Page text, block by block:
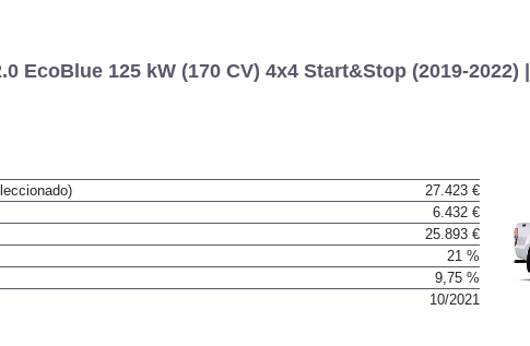
EcoBlue 125 kW (170 CV) 4x4 Start&Stop (2019-2022) |
27.423 €
6.432 €
25.893 €
21 %
9,75 %
10/2021